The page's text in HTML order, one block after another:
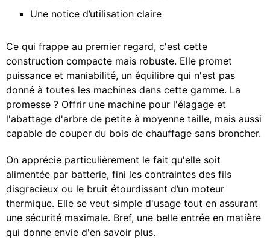
Une notice d’utilisation claire
Ce qui frappe au premier regard, c'est cette
construction compacte mais robuste. Elle promet
puissance et maniabilité, un équilibre qui n'est pas
donné à toutes les machines dans cette gamme. La
promesse ? Offrir une machine pour l'élagage et
l'abattage d'arbre de petite à moyenne taille, mais aussi
capable de couper du bois de chauffage sans broncher.
On apprécie particulièrement le fait qu'elle soit
alimentée par batterie, fini les contraintes des fils
disgracieux ou le bruit étourdissant d’un moteur
thermique. Elle se veut simple d'usage tout en assurant
une sécurité maximale. Bref, une belle entrée en matière
qui donne envie d'en savoir plus.